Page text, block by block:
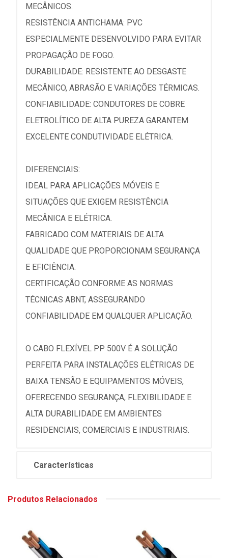
MECÂNICOS.
RESISTÊNCIA ANTICHAMA: PVC
ESPECIALMENTE DESENVOLVIDO PARA EVITAR
PROPAGAÇÃO DE FOGO.
DURABILIDADE: RESISTENTE AO DESGASTE
MECÂNICO, ABRASÃO E VARIAÇÕES TÉRMICAS.
CONFIABILIDADE: CONDUTORES DE COBRE
ELETROLÍTICO DE ALTA PUREZA GARANTEM
EXCELENTE CONDUTIVIDADE ELÉTRICA.
DIFERENCIAIS:
IDEAL PARA APLICAÇÕES MÓVEIS E
SITUAÇÕES QUE EXIGEM RESISTÊNCIA
MECÂNICA E ELÉTRICA.
FABRICADO COM MATERIAIS DE ALTA
QUALIDADE QUE PROPORCIONAM SEGURANÇA
E EFICIÊNCIA.
CERTIFICAÇÃO CONFORME AS NORMAS
TÉCNICAS ABNT, ASSEGURANDO
CONFIABILIDADE EM QUALQUER APLICAÇÃO.
O CABO FLEXÍVEL PP 500V É A SOLUÇÃO
PERFEITA PARA INSTALAÇÕES ELÉTRICAS DE
BAIXA TENSÃO E EQUIPAMENTOS MÓVEIS,
OFERECENDO SEGURANÇA, FLEXIBILIDADE E
ALTA DURABILIDADE EM AMBIENTES
RESIDENCIAIS, COMERCIAIS E INDUSTRIAIS.
Características
Produtos Relacionados